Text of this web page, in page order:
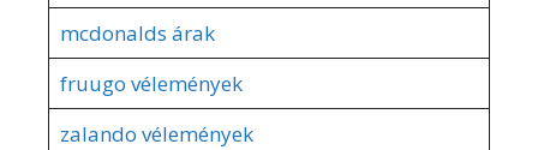
mcdonalds árak
fruugo vélemények
zalando vélemények